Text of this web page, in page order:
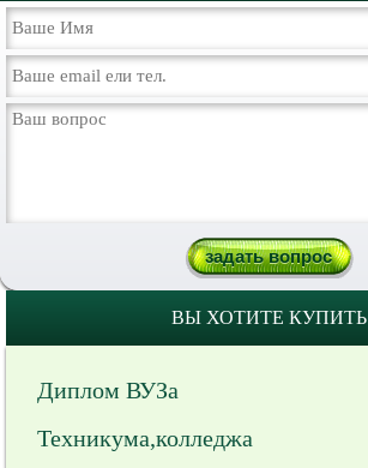
ВЫ ХОТИТЕ КУПИТЬ
Диплом ВУЗа
Техникума,колледжа